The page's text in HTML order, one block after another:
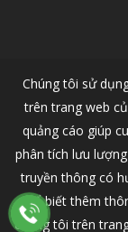
© 2026 VOLVO
Chúng tôi sử
trên trang web
quảng cáo giúp
phân tích lưu
truyền thông có
Để biết thêm
chúng tôi trên